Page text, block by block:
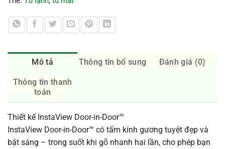
Mô tả Thông tin bổ sung Đánh giá (0)
Thông tin thanh
toán
Thiết kế InstaView Door-in-Door™
InstaView Door-in-Door™ có tấm kính gương tuyệt đẹp và
bật sáng – trong suốt khi gõ nhanh hai lần, cho phép bạn